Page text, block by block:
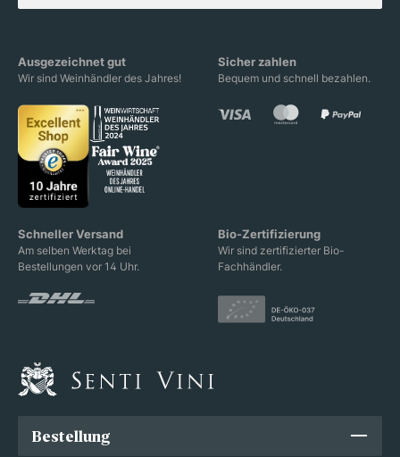
Ausgezeichnet gut
Wir sind Weinhändler des Jahres!
Sicher zahlen
Bequem und schnell bezahlen.
Schneller Versand
Am selben Werktag bei
Bestellungen vor 14 Uhr.
Bio-Zertifizierung
Wir sind zertifizierter Bio-
Fachhändler.
Bestellung